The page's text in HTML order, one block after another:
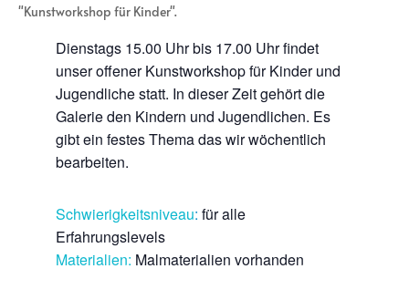
Dienstags 15.00 Uhr bis 17.00 Uhr findet
unser offener Kunstworkshop für Kinder und
Jugendliche statt. In dieser Zeit gehört die
Galerie den Kindern und Jugendlichen. Es
gibt ein festes Thema das wir wöchentlich
bearbeiten.
Schwierigkeitsniveau: für alle
Erfahrungslevels
Materialien: Malmaterialien vorhanden